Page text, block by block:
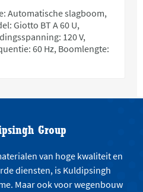
Automatische slagboom,
Giotto BT A 60 U,
120 V,
60 Hz, Boomlengte:
Group
van hoge kwaliteit en
diensten, is Kuldipsingh
Maar ook voor wegenbouw